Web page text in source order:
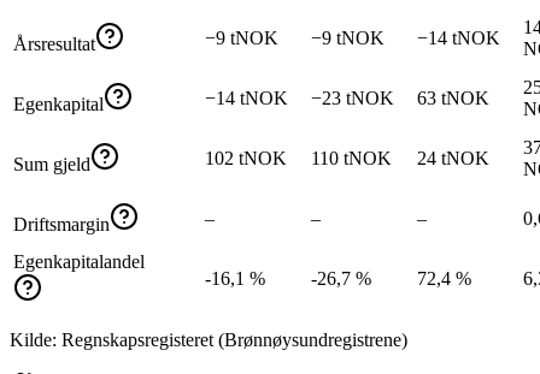
Årsresultat −9 tNOK −9 tNOK −14 tNOK
Egenkapital −14 tNOK −23 tNOK 63 tNOK
Sum gjeld 102 tNOK 110 tNOK 24 tNOK
Driftsmargin – – –
Egenkapitalandel
-16,1 %
-26,7 % 72,4 %
Kilde: Regnskapsregisteret (Brønnøysundregistrene)